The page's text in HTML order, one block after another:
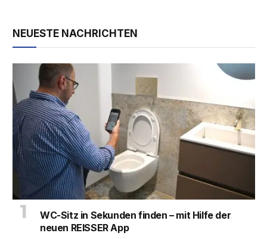
NEUESTE NACHRICHTEN
WC-Sitz in Sekunden finden – mit Hilfe der
neuen REISSER App